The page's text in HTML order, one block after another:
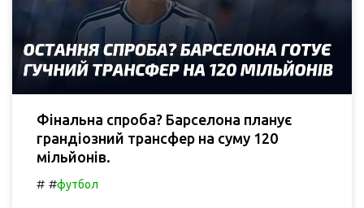
Фінальна спроба? Барселона планує
грандіозний трансфер на суму 120
мільйонів.
# #футбол